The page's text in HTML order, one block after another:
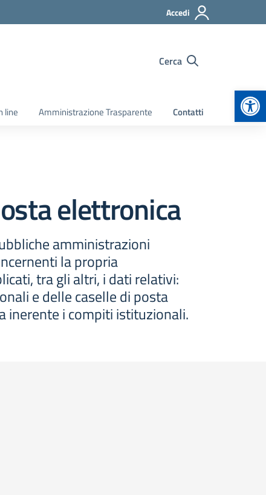
Accedi
Cerca
line Amministrazione Trasparente Contatti
elettronica
amministrazioni
la propria
tra gli altri, i dati relativi:
e delle caselle di posta
inerente i compiti istituzionali.